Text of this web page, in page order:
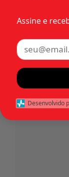
Início
Pauta -
Assine e
Desenvolvido